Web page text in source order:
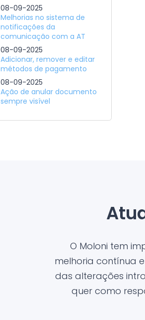
08-09-2025
Melhorias no sistema de
notificações da
comunicação com a AT
08-09-2025
Adicionar, remover e editar
métodos de pagamento
08-09-2025
Ação de anular documento
sempre visível
O Moloni tem
melhoria contínua e
das alterações
quer como